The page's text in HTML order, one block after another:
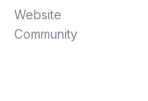
Website
Community